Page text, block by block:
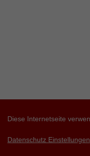
Diese Internetseite
Datenschutz Einstellungen